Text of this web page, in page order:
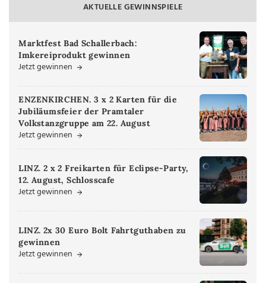
AKTUELLE GEWINNSPIELE
Marktfest Bad Schallerbach:
Imkereiprodukt gewinnen
Jetzt gewinnen
ENZENKIRCHEN. 3 x 2 Karten für die
Jubiläumsfeier der Pramtaler
Volkstanzgruppe am 22. August
Jetzt gewinnen
LINZ. 2 x 2 Freikarten für Eclipse-Party,
12. August, Schlosscafe
Jetzt gewinnen
LINZ. 2x 30 Euro Bolt Fahrtguthaben zu
gewinnen
Jetzt gewinnen